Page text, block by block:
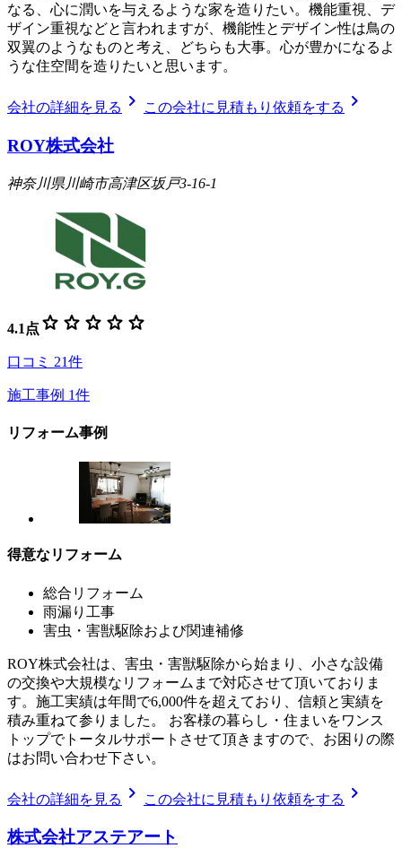
なる、心に潤いを与えるような家を造りたい。機能重視、デ
ザイン重視などと言われますが、機能性とデザイン性は鳥の
双翼のようなものと考え、どちらも大事。心が豊かになるよ
うな住空間を造りたいと思います。
会社の詳細を見る chevron_right この会社に見積もり依頼をする chevron_right
ROY株式会社
神奈川県川崎市高津区坂戸3-16-1
4.1 点 star star star star star
口コミ 21件
施工事例 1件
リフォーム事例
得意なリフォーム
総合リフォーム
雨漏り工事
害虫・害獣駆除および関連補修
ROY株式会社は、害虫・害獣駆除から始まり、小さな設備
の交換や大規模なリフォームまで対応させて頂いておりま
す。施工実績は年間で6,000件を超えており、信頼と実績を
積み重ねて参りました。 お客様の暮らし・住まいをワンス
トップでトータルサポートさせて頂きますので、お困りの際
はお問い合わせ下さい。
会社の詳細を見る chevron_right この会社に見積もり依頼をする chevron_right
株式会社アステアート